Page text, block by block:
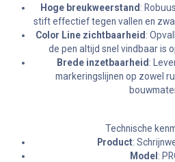
Hoge breukweerstand :
stift effectief tegen vallen en
Color Line zichtbaarheid :
de pen altijd snel vindbaar is
Brede inzetbaarheid :
markeringslijnen op zowel
Technische
Product:
Model :